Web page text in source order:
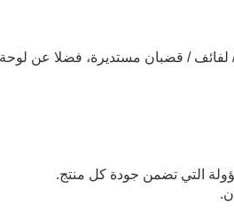
/ لفائف / قضبان مستديرة، فضلا عن